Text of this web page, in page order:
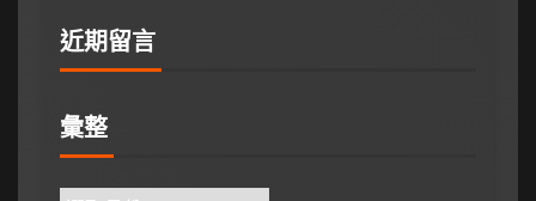
近期留言
彙整